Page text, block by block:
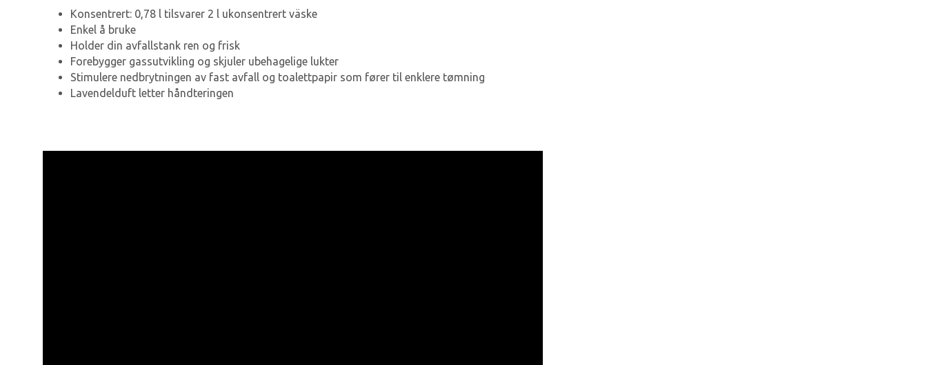
Konsentrert: 0,78 l tilsvarer 2 l ukonsentrert väske
Enkel å bruke
Holder din avfallstank ren og frisk
Forebygger gassutvikling og skjuler ubehagelige lukter
Stimulere nedbrytningen av fast avfall og toalettpapir som fører til enklere tømning
Lavendelduft letter håndteringen